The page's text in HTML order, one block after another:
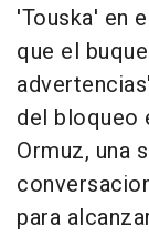
'Touska' en
que el
del bloqueo
Ormuz, una
para